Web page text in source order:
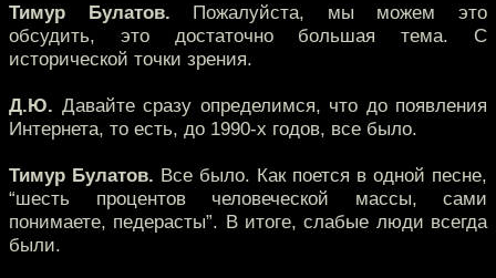
Тимур Булатов. Пожалуйста, мы можем это
обсудить, это достаточно большая тема. С
исторической точки зрения.
Д.Ю. Давайте сразу определимся, что до появления
Интернета, то есть, до 1990-х годов, все было.
Тимур Булатов. Все было. Как поется в одной песне,
“шесть процентов человеческой массы, сами
понимаете, педерасты”. В итоге, слабые люди всегда
были.